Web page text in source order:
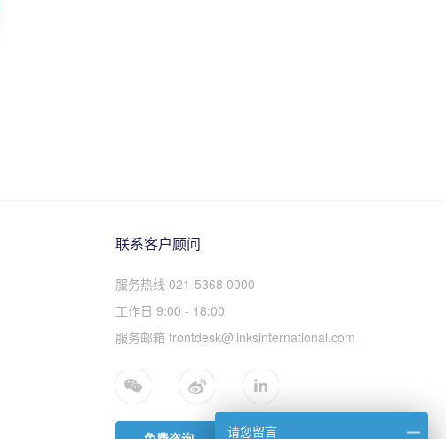
联系客户顾问
服务热线 021-5368 0000
工作日 9:00 - 18:00
服务邮箱 frontdesk@linksinternational.com
请您留言